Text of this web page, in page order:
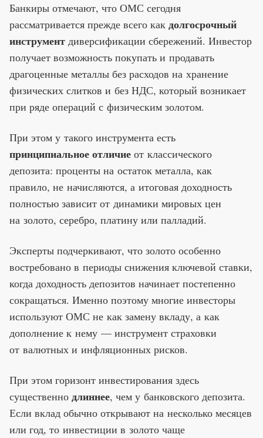
Банкиры отмечают, что ОМС сегодня
рассматривается прежде всего как долгосрочный
инструмент диверсификации сбережений. Инвестор
получает возможность покупать и продавать
драгоценные металлы без расходов на хранение
физических слитков и без НДС, который возникает
при ряде операций с физическим золотом.
При этом у такого инструмента есть
принципиальное отличие от классического
депозита: проценты на остаток металла, как
правило, не начисляются, а итоговая доходность
полностью зависит от динамики мировых цен
на золото, серебро, платину или палладий.
Эксперты подчеркивают, что золото особенно
востребовано в периоды снижения ключевой ставки,
когда доходность депозитов начинает постепенно
сокращаться. Именно поэтому многие инвесторы
используют ОМС не как замену вкладу, а как
дополнение к нему — инструмент страховки
от валютных и инфляционных рисков.
При этом горизонт инвестирования здесь
существенно длиннее, чем у банковского депозита.
Если вклад обычно открывают на несколько месяцев
или год, то инвестиции в золото чаще